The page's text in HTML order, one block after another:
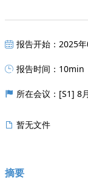
报告开始：2025
报告时间：10min
所在会议：[S1] 8
暂无文件
摘要